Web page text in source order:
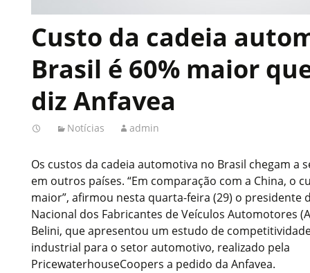
Custo da cadeia
Brasil é 60% maior
diz Anfavea
Notícias admin
Os custos da cadeia automotiva no Brasil chegam a
em outros países. “Em comparação com a China, o
maior”, afirmou nesta quarta-feira (29) o presidente
Nacional dos Fabricantes de Veículos Automotores
Belini, que apresentou um estudo de
industrial para o setor automotivo, realizado pela
PricewaterhouseCoopers a pedido da Anfavea.